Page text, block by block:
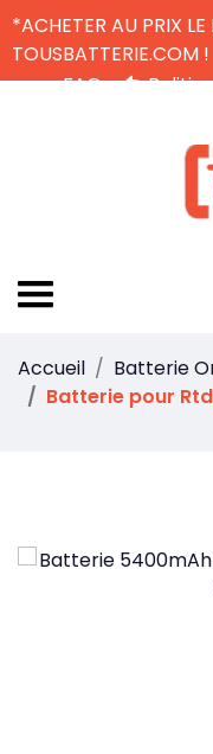
*ACHETER AU PRIX LE
TOUSBATTERIE.COM !
FAQ
Accueil Batterie
Batterie pour